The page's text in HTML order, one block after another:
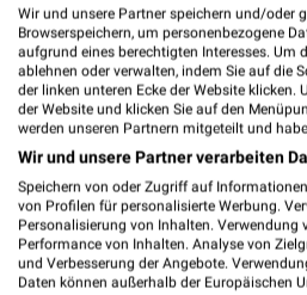
Wir und unsere Partner speichern und/oder
Browserspeichern, um personenbezogene
aufgrund eines berechtigten Interesses. Um
ablehnen oder verwalten, indem Sie auf die
der linken unteren Ecke der Website
der Website und klicken Sie auf den
werden unseren Partnern mitgeteilt und
Wir und unsere Partner verarbeiten
Speichern von oder Zugriff auf
von Profilen für personalisierte Werbung.
Personalisierung von Inhalten. Verwendung
Performance von Inhalten. Analyse von
und Verbesserung der Angebote.
Daten können außerhalb der Europäischen